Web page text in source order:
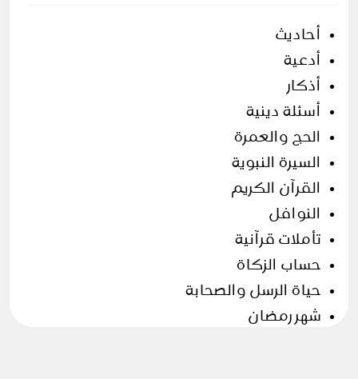
أحاديث
أدعية
أذكار
أسئلة دينية
الحج والعمرة
السيرة النبوية
القرآن الكريم
النوافل
تأملات قرآنية
حساب الزكاة
حياة الرسل والصحابة
شهر رمضان